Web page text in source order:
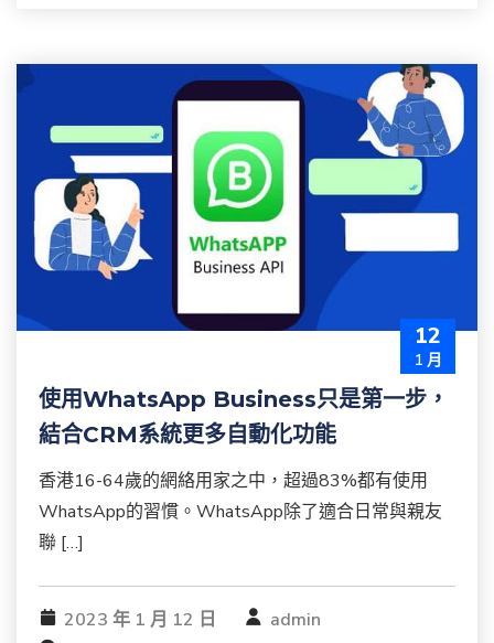
12
1 月
使用WhatsApp Business只是第一步，
結合CRM系統更多自動化功能
香港16-64歲的網絡用家之中，超過83%都有使用
WhatsApp的習慣。WhatsApp除了適合日常與親友
聯 […]
2023 年 1 月 12 日
admin